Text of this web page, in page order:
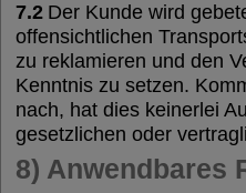
7.2 Der Kunde wird
offensichtlichen
zu reklamieren und den
Kenntnis zu setzen.
nach, hat dies keinerlei
gesetzlichen oder
8) Anwendbares